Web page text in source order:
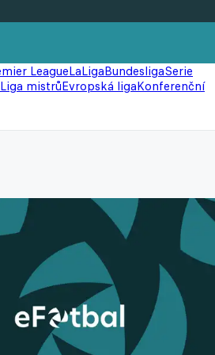
LeagueLaLigaBundesligaSerie
Liga mistrůEvropská ligaKonferenční